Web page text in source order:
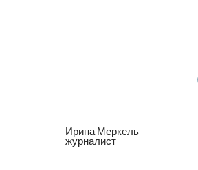
Ирина Меркель
журналист